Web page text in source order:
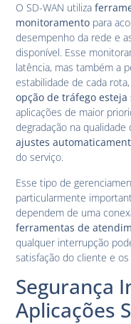
O SD-WAN utiliza
monitoramento para
desempenho da rede e
disponível. Esse
latência, mas também a
estabilidade de cada
opção de tráfego
aplicações de maior
degradação na qualidade
ajustes
do serviço.
Esse tipo de
particularmente
dependem de uma
ferramentas de
qualquer interrupção
satisfação do cliente e
Segurança
Aplicações